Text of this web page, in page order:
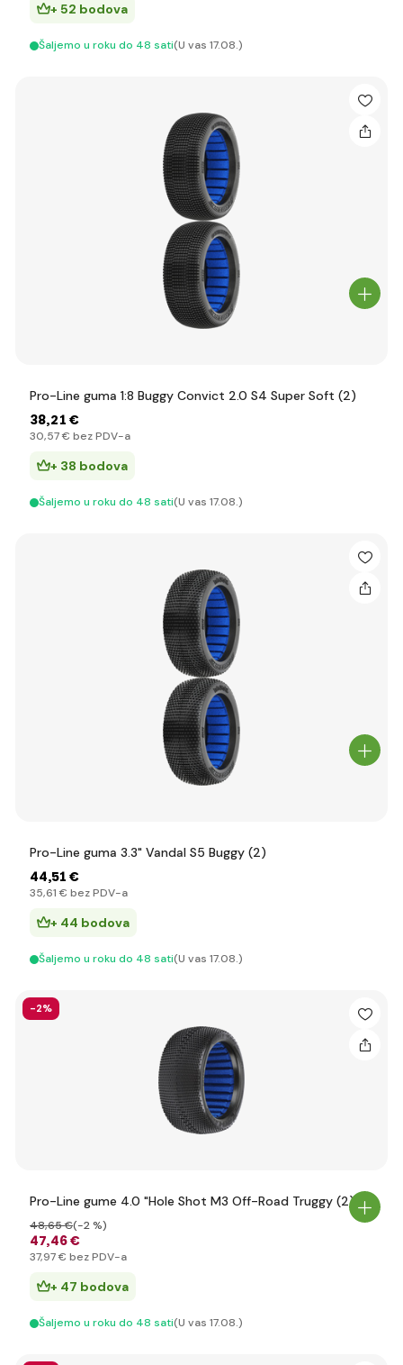
+ 52 bodova
Šaljemo u roku do 48 sati(U vas 17.08.)
Pro-Line guma 1:8 Buggy Convict 2.0 S4 Super Soft (2)
38,21 €
30,57 € bez PDV-a
+ 38 bodova
Šaljemo u roku do 48 sati(U vas 17.08.)
Pro-Line guma 3.3" Vandal S5 Buggy (2)
44,51 €
35,61 € bez PDV-a
+ 44 bodova
Šaljemo u roku do 48 sati(U vas 17.08.)
-2%
Pro-Line gume 4.0 "Hole Shot M3 Off-Road Truggy (2)
47,46 €
48,65 €(-2 %)
37,97 € bez PDV-a
+ 47 bodova
Šaljemo u roku do 48 sati(U vas 17.08.)